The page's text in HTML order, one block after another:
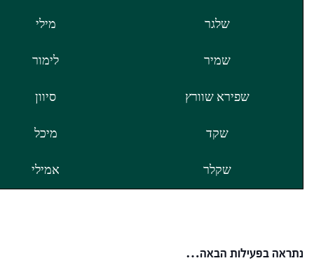
שלגר מילי
שמיר לימור
שפירא שוורץ סיוון
שקד מיכל
שקלר אמילי
נתראה בפעילות הבאה…